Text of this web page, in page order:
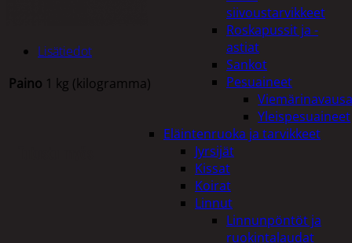
siivoustarvikkeet
Roskapussit ja -
astiat
Sankot
Pesuaineet
Yleispesuaineet
Eläintenruoka ja tarvikkeet
Jyrsijät
Kissat
Koirat
Linnut
Linnunpöntöt ja
ruokintalaudat
Lisätiedot
Paino 1 kg (kilogramma)